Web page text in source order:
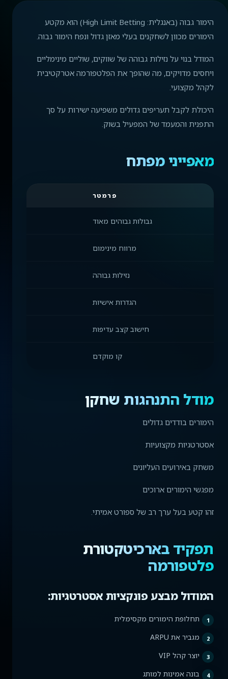
הימור גבוה (באנגלית: High Limit Betting) הוא מקטע
הימורים מכוון לשחקנים בעלי מאזן גדול ונפח הימור גבוה.
המודל בנוי על נזילות גבוהה של שווקים, שוליים מינימליים
ויחסים מדויקים, מה שהופך את הפלטפורמה אטרקטיבית
לקהל מקצועי.
היכולת לקבל תעריפים גדולים משפיעה ישירות על סך
התפנית והמעמד של המפעיל בשוק.
מאפייני מפתח
פרמטר
גבולות גבוהים מאוד
מרווח מינימום
נזילות גבוהה
הגדרות אישיות
חישוב קצב עדיפות
קו מוקדם
מודל התנהגות שחקן
הימורים בודדים גדולים
אסטרטגיות מקצועיות
משחק באירועים העליונים
מפגשי הימורים ארוכים
זהו קטע בעל ערך רב של ספורט אמיתי.
תפקיד בארכיטקטורת
פלטפורמה
המודול מבצע פונקציות אסטרטגיות:
תחלופת הימורים מקסימלית
מגביר את ARPU
יוצר קהל VIP
בונה אמינות למותג